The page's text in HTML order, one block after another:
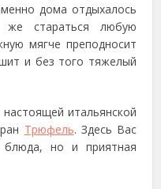
дома отдыхалось
стараться любую
мягче преподносит
и без того тяжелый
итальянской
Трюфель. Здесь Вас
блюда, но и приятная